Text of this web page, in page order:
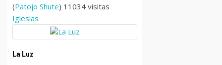
(Patojo Shute) 11034 visitas
Iglesias
La Luz